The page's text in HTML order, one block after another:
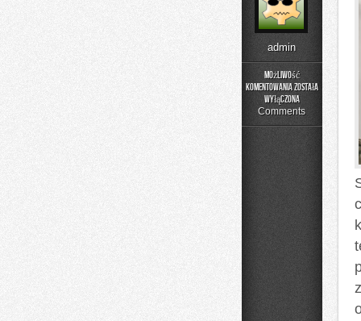
admin
Możliwość
komentowania
Uroda
została
wyłączona
Comments